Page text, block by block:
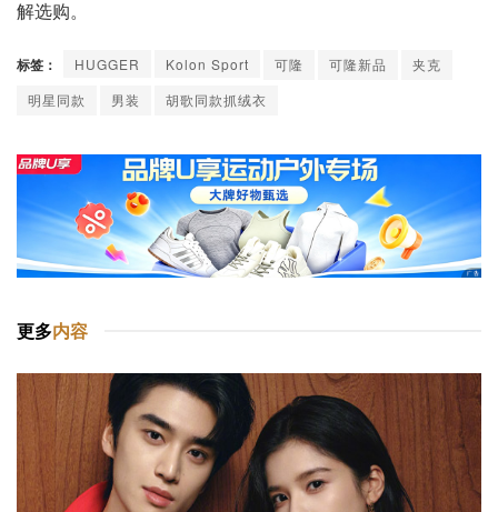
解选购。
标签： HUGGER Kolon Sport 可隆 可隆新品
夹克
明星同款
男装 胡歌同款抓绒衣
更多内容